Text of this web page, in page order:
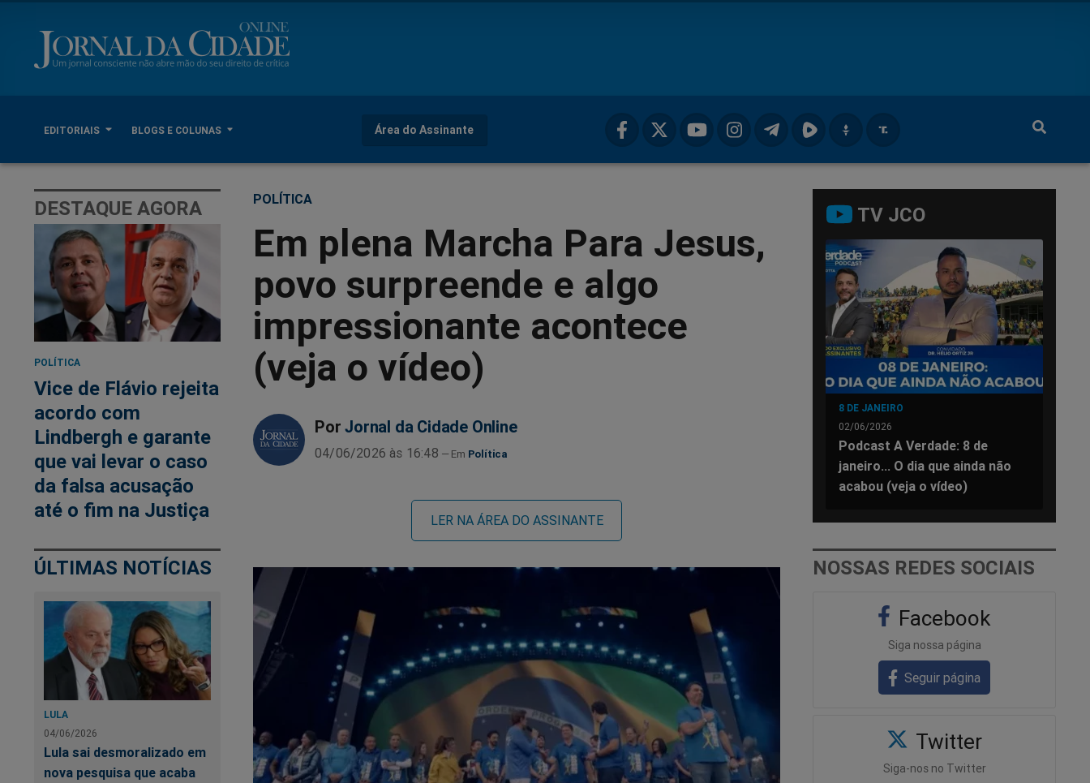
EDITORIAIS BLOGS E COLUNAS Área do Assinante
DESTAQUE AGORA
POLÍTICA
Vice de Flávio rejeita
acordo com
Lindbergh e garante
que vai levar o caso
da falsa acusação
até o fim na Justiça
ÚLTIMAS NOTÍCIAS
LULA
04/06/2026
Lula sai desmoralizado em
nova pesquisa que acaba
POLÍTICA
Em plena Marcha Para Jesus,
povo surpreende e algo
impressionante acontece
(veja o vídeo)
Por Jornal da Cidade Online
04/06/2026 às 16:48 Política
LER NA ÁREA DO ASSINANTE
TV JCO
8 DE JANEIRO
02/06/2026
Podcast A Verdade: 8 de
janeiro... O dia que ainda não
acabou (veja o vídeo)
NOSSAS REDES SOCIAIS
Facebook
Siga nossa página
Seguir página
Twitter
Siga-nos no Twitter